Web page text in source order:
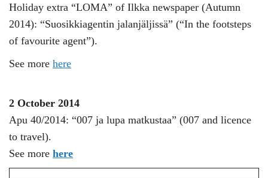
Holiday extra “LOMA” of Ilkka newspaper (Autumn
2014): “Suosikkiagentin jalanjäljissä” (“In the footsteps
of favourite agent”).
See more here
2 October 2014
Apu 40/2014: “007 ja lupa matkustaa” (007 and licence
to travel).
See more here